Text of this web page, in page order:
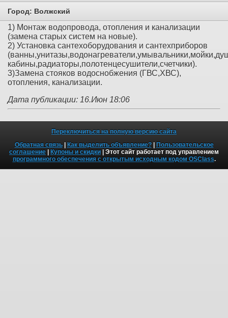
Город: Волжский
1) Монтаж водопровода, отопления и канализации
(замена старых систем на новые).
2) Установка сантехоборудования и сантехприборов
кабины,радиаторы,полотенцесушители,счетчики).
3)Замена стояков водоснобжения (ГВС,ХВС),
отопления, канализации.
Дата публикации: 16.Июн 18:06
Переключиться на полную версию сайта
Обратная связь| Как выделить объявление?| Пользовательское
соглашение | Купоны и скидки | Этот сайт работает под управлением
программного обеспечения с открытым исходным кодом OSClass.